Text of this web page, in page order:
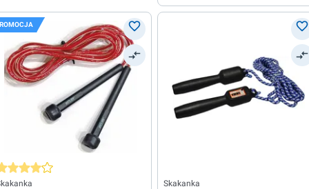
ocena 4 z 5 gwiazdek Skakanka